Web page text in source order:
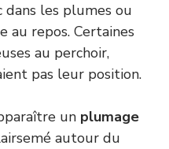
dans les plumes ou
au repos. Certaines
au perchoir,
pas leur position.
un plumage
autour du